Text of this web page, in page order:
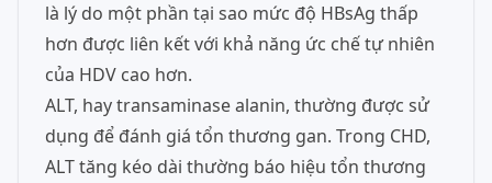
là lý do một phần tại sao mức độ HBsAg thấp
hơn được liên kết với khả năng ức chế tự nhiên
của HDV cao hơn.
ALT, hay transaminase alanin, thường được sử
dụng để đánh giá tổn thương gan. Trong CHD,
ALT tăng kéo dài thường báo hiệu tổn thương